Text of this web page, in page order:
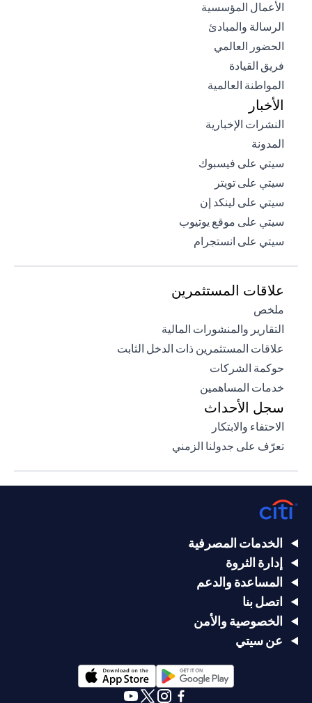
الأعمال المؤسسية
الرسالة والمبادئ
الحضور العالمي
فريق القيادة
المواطنة العالمية
الأخبار
النشرات الإخبارية
المدونة
سيتي على فيسبوك
سيتي على تويتر
سيتي على لينكد إن
سيتي على موقع يوتيوب
سيتي على انستجرام
علاقات المستثمرين
ملخص
التقارير والمنشورات المالية
علاقات المستثمرين ذات الدخل الثابت
حوكمة الشركات
خدمات المساهمين
سجل الأحداث
الاحتفاء والابتكار
تعرّف على جدولنا الزمني
الخدمات المصرفية
إدارة الثروة
المساعدة والدعم
اتصل بنا
الخصوصية والأمن
عن سيتي
opens in a new tab
opens in a new tab